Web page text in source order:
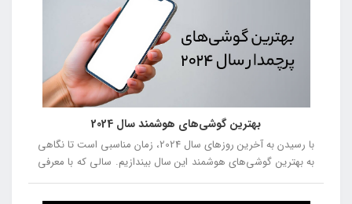
بهترین گوشی‌های هوشمند سال 2024
با رسیدن به آخرین روزهای سال 2024، زمان مناسبی است تا نگاهی
به بهترین گوشی‌های هوشمند این سال بیندازیم. سالی که با معرفی
مدل‌های جدید و نوآورانه، دنیای فناوری را تحت تأثیر قرار داد. از